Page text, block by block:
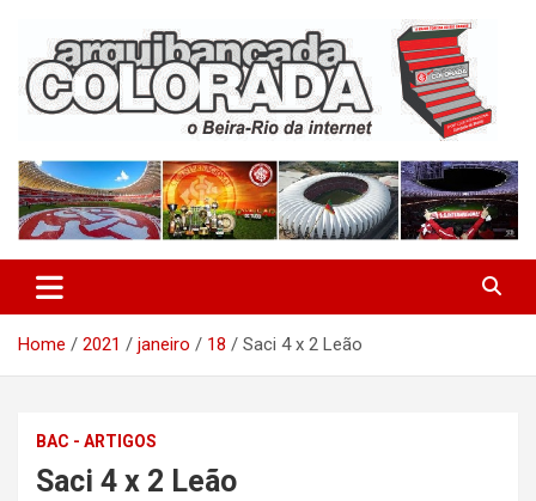
content
Arquibancada Colorada
Home 2021 janeiro 18 Saci 4 x 2 Leão
BAC - ARTIGOS
Saci 4 x 2 Leão